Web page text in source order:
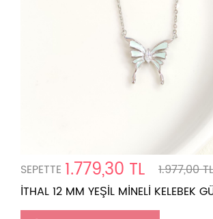
SEPETTE 1.779,30 TL
1.977,00 TL
İTHAL 12 MM YEŞİL MİNELİ KELEBEK